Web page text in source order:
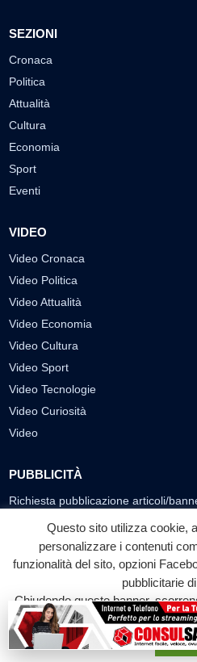
SEZIONI
Cronaca
Politica
Attualità
Cultura
Economia
Sport
Eventi
VIDEO
Video Cronaca
Video Politica
Video Attualità
Video Economia
Video Cultura
Video Sport
Video Tecnologie
Video Curiosità
Video
PUBBLICITÀ
Richiesta pubblicazione articoli/
SEGUICI SUI SOCIAL
f
Facebook
◎
© 2026 LABTV - Tutti
Questo sito utilizza cookie,
personalizzare i contenuti
funzionalità del sito, opzioni
pubblicitarie
Chiudendo questo banner,
su qualunque suo elemento